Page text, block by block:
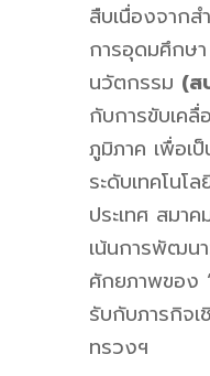
สืบเนื่องจาก
การอุดมศึกษ
นวัตกรรม (ส
กับการขับเค
ภูมิภาค เพื่อเ
ระดับเทคโนโ
ประเทศ สมา
เน้นการพัฒน
ศักยภาพของ
รับกับภารกิจ
ทรวงฯ